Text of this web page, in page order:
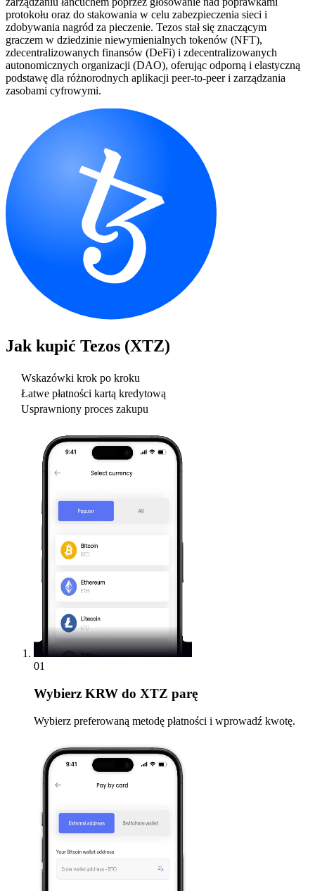
protokołu oraz do stakowania w celu zabezpieczenia sieci i
zdobywania nagród za pieczenie. Tezos stał się znaczącym
graczem w dziedzinie niewymienialnych tokenów (NFT),
zdecentralizowanych finansów (DeFi) i zdecentralizowanych
autonomicznych organizacji (DAO), oferując odporną i elastyczną
podstawę dla różnorodnych aplikacji peer-to-peer i zarządzania
zasobami cyfrowymi.
Jak kupić Tezos (XTZ)
Wskazówki krok po kroku
Łatwe płatności kartą kredytową
Usprawniony proces zakupu
01
Wybierz KRW do XTZ parę
Wybierz preferowaną metodę płatności i wprowadź kwotę.